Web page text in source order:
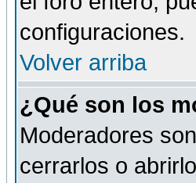
configuraciones.
Volver arriba
¿Qué son los
Moderadores
cerrarlos o